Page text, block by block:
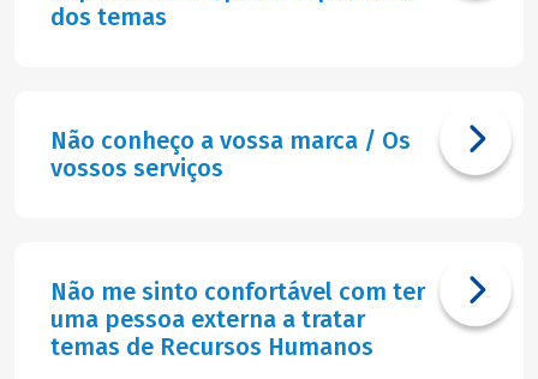
dos temas
Não conheço a vossa marca / Os
vossos serviços
Não me sinto confortável com ter
uma pessoa externa a tratar
temas de Recursos Humanos